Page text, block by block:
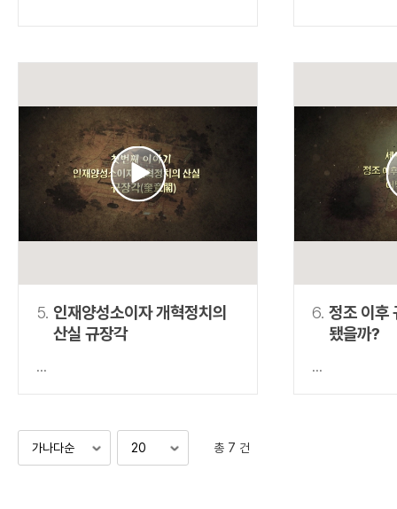
5. 인재양성소이자 개혁정치의
산실 규장각
...
6. 정조 이후
됐을까?
...
총 7 건